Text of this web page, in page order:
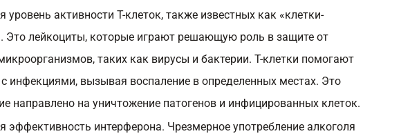
уровень активности Т-клеток, также известных как «клетки-
Это лейкоциты, которые играют решающую роль в защите от
таких как вирусы и бактерии. Т-клетки помогают
инфекциями, вызывая воспаление в определенных местах. Это
направлено на уничтожение патогенов и инфицированных клеток.
эффективность интерферона. Чрезмерное употребление алкоголя